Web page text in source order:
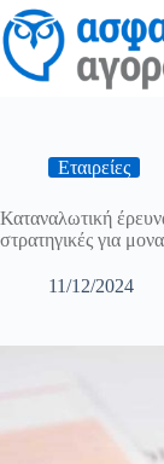
Εταιρείες
Καταναλωτική
στρατηγικές για
11/12/2024